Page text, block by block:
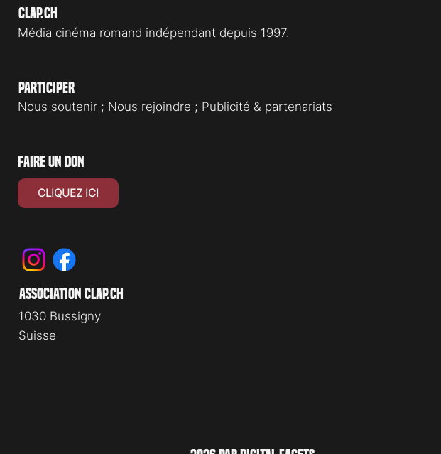
Clap.ch
Média cinéma romand indépendant depuis 1997.
Participer
Nous soutenir ; Nous rejoindre ; Publicité & partenariats
faire un don
CLIQUEZ ICI
association clap.ch
1030 Bussigny
Suisse